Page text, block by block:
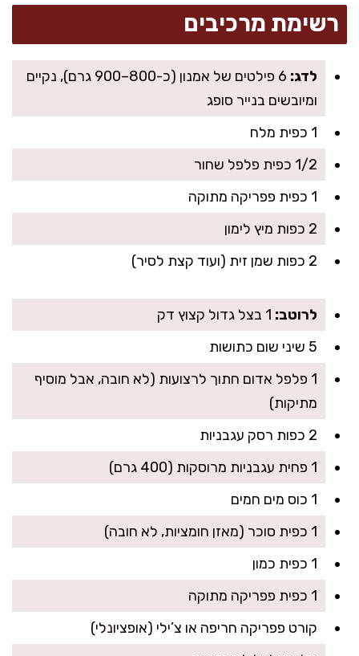
רשימת מרכיבים
לדג:
6 פילטים של אמנון (כ-800–900 גרם), נקיים
ומיובשים בנייר סופג
1 כפית מלח
1/2 כפית פלפל שחור
1 כפית פפריקה מתוקה
2 כפות מיץ לימון
2 כפות שמן זית (ועוד קצת לסיר)
לרוטב:
5 שיני שום כתושות
1 פלפל אדום חתוך לרצועות (לא חובה, אבל מוסיף
מתיקות)
2 כפות רסק עגבניות
1 פחית עגבניות מרוסקות (400 גרם)
1 כוס מים חמים
1 כפית סוכר (מאזן חומציות, לא חובה)
1 כפית כמון
1 כפית פפריקה מתוקה
קורט פפריקה חריפה או צ’ילי (אופציונלי)